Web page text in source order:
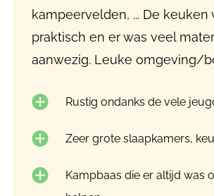
kampeervelden, ... De keuken
praktisch en er was veel
aanwezig. Leuke omgeving/
Rustig ondanks de vele
Zeer grote slaapkamers,
Kampbaas die er altijd was